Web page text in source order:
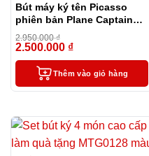
Bút máy ký tên Picasso
phiên bản Plane Captain
đặc biệt
2.950.000₫
2.500.000 ₫
Thêm vào giỏ hàng